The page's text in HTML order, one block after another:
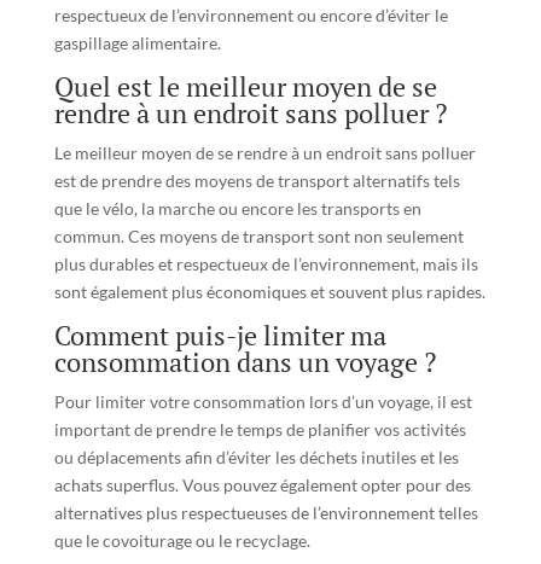
respectueux de l’environnement ou encore d’éviter le
gaspillage alimentaire.
Quel est le meilleur moyen de se
rendre à un endroit sans polluer ?
Le meilleur moyen de se rendre à un endroit sans polluer
est de prendre des moyens de transport alternatifs tels
que le vélo, la marche ou encore les transports en
commun. Ces moyens de transport sont non seulement
plus durables et respectueux de l’environnement, mais ils
sont également plus économiques et souvent plus rapides.
Comment puis-je limiter ma
consommation dans un voyage ?
Pour limiter votre consommation lors d’un voyage, il est
important de prendre le temps de planifier vos activités
ou déplacements afin d’éviter les déchets inutiles et les
achats superflus. Vous pouvez également opter pour des
alternatives plus respectueuses de l’environnement telles
que le covoiturage ou le recyclage.